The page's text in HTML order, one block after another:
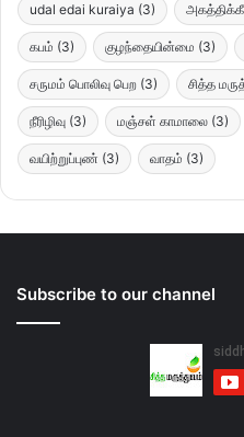
udal edai kuraiya (3)
கபம் (3) குழந்தையின்மை (3)
சருமம் பொலிவு பெற (3) சித்த
நீரிழிவு (3) மஞ்சள் காமாலை (3)
வயிற்றுப்புண் (3) வாதம் (3)
Subscribe to our channel